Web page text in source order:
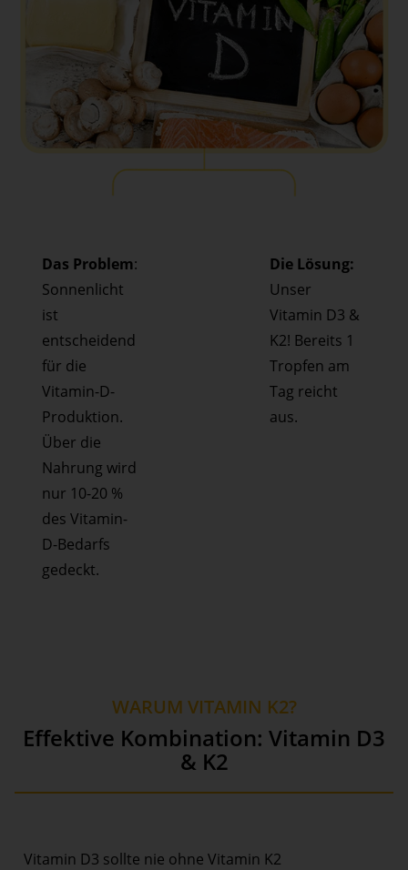
Das Problem:
Sonnenlicht
ist
entscheidend
für die
Vitamin-D-
Produktion.
Über die
Nahrung wird
nur 10-20 %
des Vitamin-
D-Bedarfs
gedeckt.
Die Lösung:
Unser
Vitamin D3 &
K2! Bereits 1
Tropfen am
Tag reicht
aus.
WARUM VITAMIN K2?
Effektive Kombination: Vitamin D3
& K2
Vitamin D3 sollte nie ohne Vitamin K2